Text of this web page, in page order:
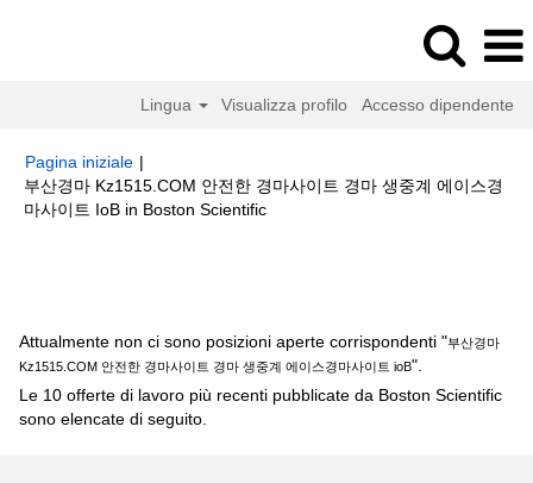
Lingua Visualizza profilo Accesso dipendente
Pagina iniziale |
부산경마 Kz1515.COM 안전한 경마사이트 경마 생중계 에이스경
마사이트 IoB in Boston Scientific(pagina
Attualmente non ci sono posizioni aperte corrispondenti "부산경마
Kz1515.COM 안전한 경마사이트 경마 생중계 에이스경마사이트 ioB".
Le 10 offerte di lavoro più recenti pubblicate da Boston Scientific
sono elencate di seguito.